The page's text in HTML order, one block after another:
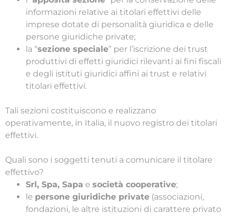
informazioni relative ai titolari effettivi delle
imprese dotate di personalità giuridica e delle
persone giuridiche private;
la “sezione speciale” per l’iscrizione dei trust
produttivi di effetti giuridici rilevanti ai fini fiscali
e degli istituti giuridici affini ai trust e relativi
titolari effettivi.
Tali sezioni costituiscono e realizzano
operativamente, in Italia, il nuovo registro dei titolari
effettivi.
Quali sono i soggetti tenuti a comunicare il titolare
effettivo?
Srl, Spa, Sapa e società cooperative;
le persone giuridiche private (associazioni,
fondazioni, le altre istituzioni di carattere privato